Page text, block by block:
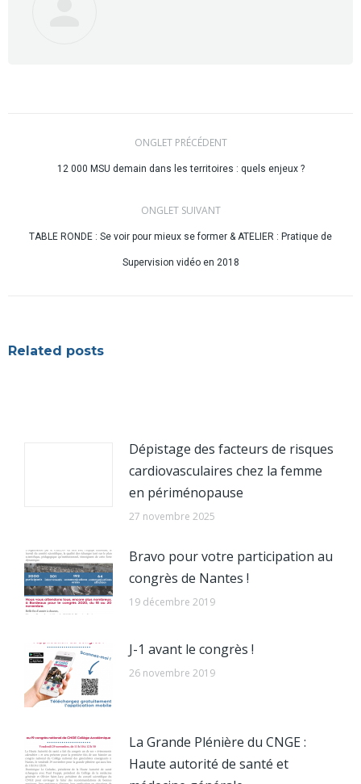
ONGLET PRÉCÉDENT
Onglet
12 000 MSU demain dans les territoires : quels enjeux ?
ONGLET SUIVANT
suivant
TABLE RONDE : Se voir pour mieux se former & ATELIER : Pratique de
Supervision vidéo en 2018
Related posts
Dépistage des facteurs de risques
cardiovasculaires chez la femme
en périménopause
27 novembre 2025
Bravo pour votre participation au
congrès de Nantes !
19 décembre 2019
J-1 avant le congrès !
26 novembre 2019
La Grande Plénière du CNGE :
Haute autorité de santé et